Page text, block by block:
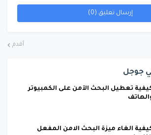
إرسال تعليق (0)
أقدم
جوجل
تعطيل البحث الآمن على الكمبيوتر
الغاء ميزة البحث الامن المفعل